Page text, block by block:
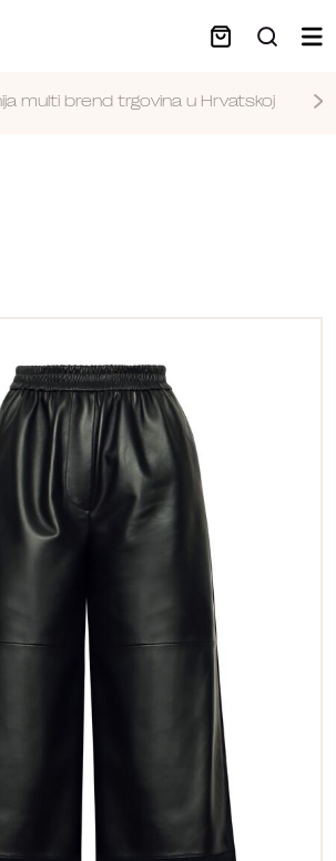
multi brend trgovina u Hrvatskoj